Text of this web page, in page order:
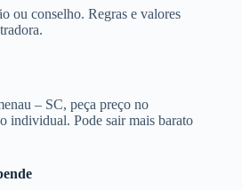
ou conselho. Regras e valores
– SC, peça preço no
individual. Pode sair mais barato